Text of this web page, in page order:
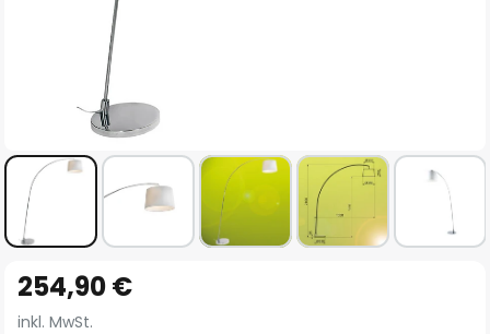
Anfang
der
254,90 €
inkl. MwSt.